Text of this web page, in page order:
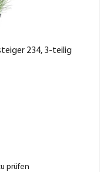
234, 3-teilig
prüfen